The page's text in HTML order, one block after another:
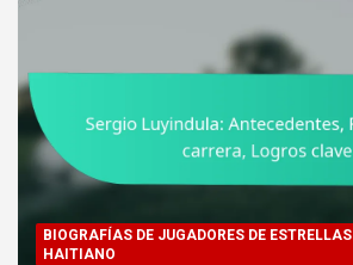
BIOGRAFÍAS DE JUGADORES DE
HAITIANO